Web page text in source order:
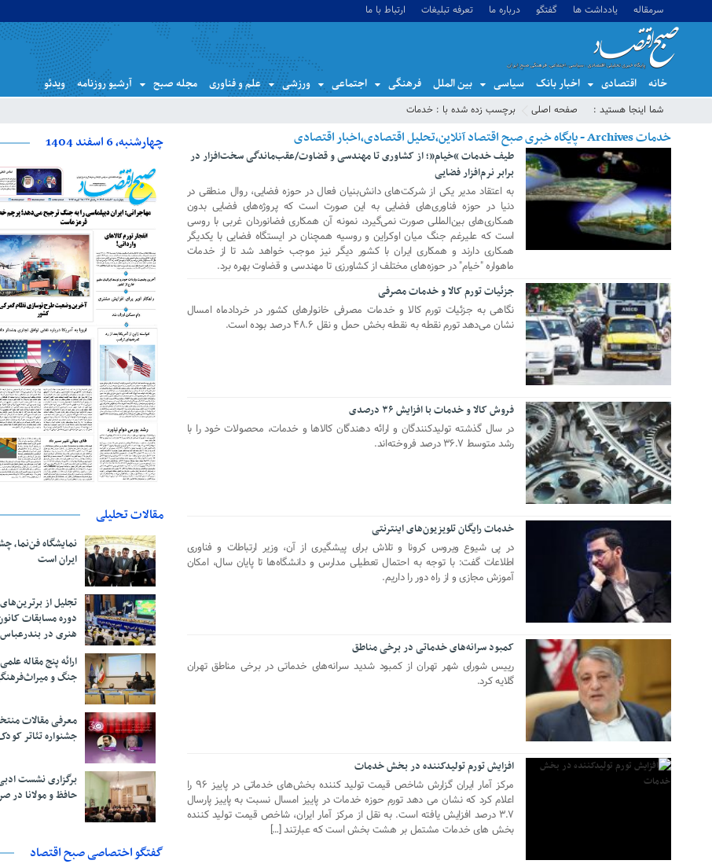
سرمقاله یادداشت ها گفتگو درباره ما تعرفه تبلیغات ارتباط با ما
خانه اقتصادی اخبار بانک سیاسی بین الملل فرهنگی اجتماعی ورزشی علم و فناوری مجله صبح آرشیو روزنامه ویدئو
شما اینجا هستید : صفحه اصلی برچسب زده شده با : خدمات
خدمات Archives - پایگاه خبری صبح اقتصاد آنلاین،تحلیل اقتصادی،اخبار اقتصادی
طیف خدمات “خیام”؛ از کشاوری تا مهندسی و قضاوت/عقب‌ماندگی سخت‌افزار در
برابر نرم‌افزار فضایی
به اعتقاد مدیر یکی از شرکت‌های دانش‌بنیان فعال در حوزه فضایی، روال منطقی در
دنیا در حوزه فناوری‌های فضایی به این صورت است که پروژه‌های فضایی بدون
همکاری‌های بین‌المللی صورت نمی‌گیرد، نمونه آن همکاری فضانوردان غربی با روسی
است که علیرغم جنگ میان اوکراین و روسیه همچنان در ایستگاه فضایی با یکدیگر
همکاری دارند و همکاری ایران با کشور دیگر نیز موجب خواهد شد تا از خدمات
ماهواره "خیام" در حوزه‌های مختلف از کشاورزی تا مهندسی و قضاوت بهره برد.
22 ژوئن 2020
جزئیات تورم کالا و خدمات مصرفی
نگاهی به جزئیات تورم کالا و خدمات مصرفی خانوارهای کشور در خردادماه امسال
نشان می‌دهد تورم نقطه به نقطه بخش حمل و نقل ۴۸.۶ درصد بوده است.
30 مه 2020
فروش کالا و خدمات با افزایش ۳۶ درصدی
در سال گذشته تولیدکنندگان و ارائه دهندگان کالاها و خدمات، محصولات خود را با
رشد متوسط ۳۶.۷ درصد فروخته‌اند.
خدمات رایگان تلویزیون‌های اینترنتی
در پی شیوع ویروس کرونا و تلاش برای پیشگیری از آن، وزیر ارتباطات و فناوری
اطلاعات گفت: با توجه به احتمال تعطیلی مدارس و دانشگاه‌ها تا پایان سال، امکان
آموزش مجازی و از راه دور را داریم.
کمبود سرانه‌های خدماتی در برخی مناطق
رییس شورای شهر تهران از کمبود شدید سرانه‌های خدماتی در برخی مناطق تهران
گلایه کرد.
04 فوریه 2018
افزایش تورم تولیدکننده در بخش خدمات
مرکز آمار ایران گزارش شاخص قیمت تولید کننده بخش­‌های خدماتی در پاییز ۹۶ را
اعلام کرد که نشان می دهد تورم حوزه خدمات در پاییز امسال نسبت به پاییز پارسال
۳.۷ درصد افزایش یافته است. به نقل از مرکز آمار ایران،­­­ شاخص قیمت تولید کننده
بخش ­های خدمات مشتمل بر هشت بخش است که عبارتند […]
چهارشنبه، 6 اسفند 1404
مقالات تحلیلی
نمایشگاه فن‌نما،
ایران است
تجلیل از
دوره مسابقات
هنری در بندرعباس
ارائه پنج مقاله
جنگ و
معرفی مقالات
جشنواره تئاتر
برگزاری نشست
حافظ و مولانا در
گفتگو اختصاصی صبح اقتصاد